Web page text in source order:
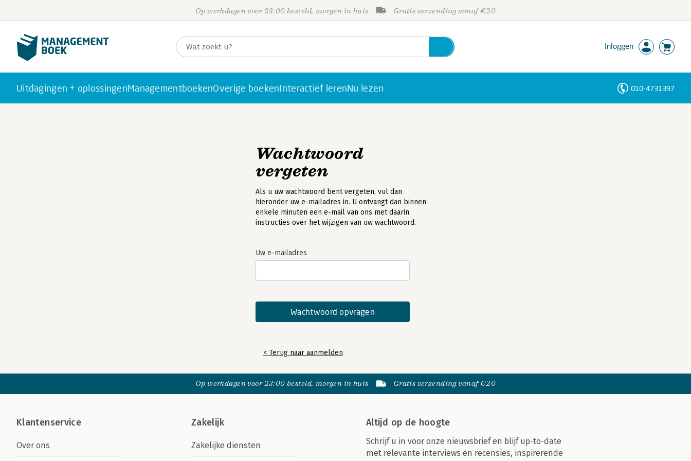
Op werkdagen voor 23:00 besteld, morgen in huis Gratis verzending vanaf €20
Inloggen
Uitdagingen + oplossingenManagementboekenOverige boekenInteractief lerenNu lezen 010-4731397
Wachtwoord
vergeten
Als u uw wachtwoord bent vergeten, vul dan
hieronder uw e-mailadres in. U ontvangt dan binnen
enkele minuten een e-mail van ons met daarin
instructies over het wijzigen van uw wachtwoord.
Uw e-mailadres
< Terug naar aanmelden
Op werkdagen voor 23:00 besteld, morgen in huis Gratis verzending vanaf €20
Klantenservice
Over ons
Zakelijk
Zakelijke diensten
Altijd op de hoogte
Schrijf u in voor onze nieuwsbrief en blijf up-to-date
met relevante interviews en recensies, inspirerende
Personen